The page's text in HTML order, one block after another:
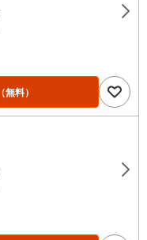
（無料）